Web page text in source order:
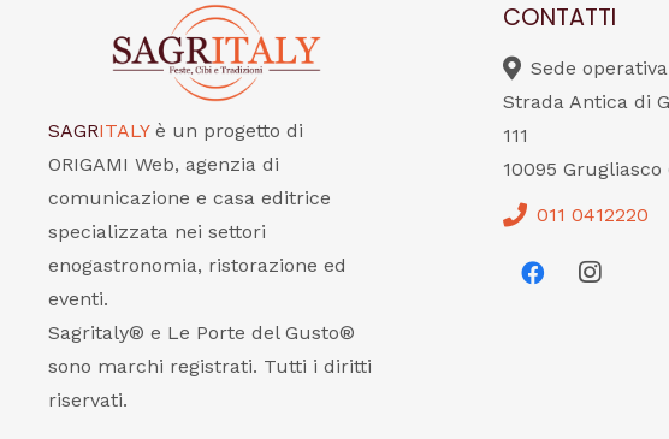
SAGRITALY è un progetto di
ORIGAMI Web, agenzia di
comunicazione e casa editrice
specializzata nei settori
enogastronomia, ristorazione ed
eventi.
Sagritaly® e Le Porte del Gusto®
sono marchi registrati. Tutti i diritti
riservati.
CONTATTI
Sede
Strada Antica di
111
10095 Grugliasco
011 0412220